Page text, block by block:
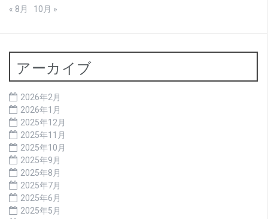
« 8月 10月 »
アーカイブ
2026年2月
2026年1月
2025年12月
2025年11月
2025年10月
2025年9月
2025年8月
2025年7月
2025年6月
2025年5月